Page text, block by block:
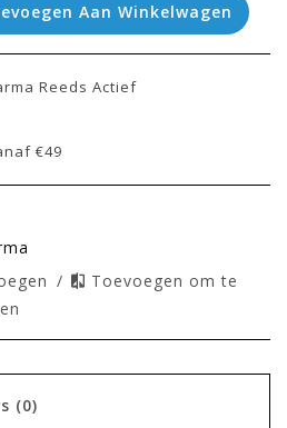
Aan Winkelwagen
Reeds Actief
€49
/
Toevoegen om te
(0)